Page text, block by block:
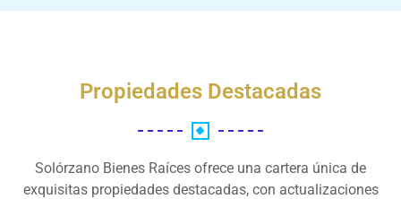
Propiedades Destacadas
Solórzano Bienes Raíces ofrece una cartera única de
exquisitas propiedades destacadas, con actualizaciones